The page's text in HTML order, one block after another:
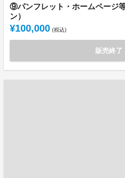
⑨パンフレット・ホームページ
ン）
¥100,000 (税込)
販売終了